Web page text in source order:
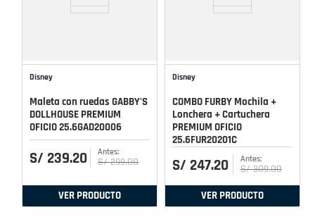
Disney
Maleta con ruedas GABBY'S
DOLLHOUSE PREMIUM
OFICIO 25.6GAD20006
S/ 239.20 S/ 299.00
VER PRODUCTO
Disney
COMBO FURBY Mochila +
Lonchera + Cartuchera
PREMIUM OFICIO
25.6FUR20201C
S/ 247.20 S/ 309.00
VER PRODUCTO